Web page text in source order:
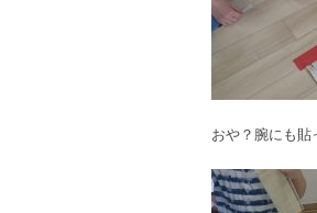
おや？腕にも貼